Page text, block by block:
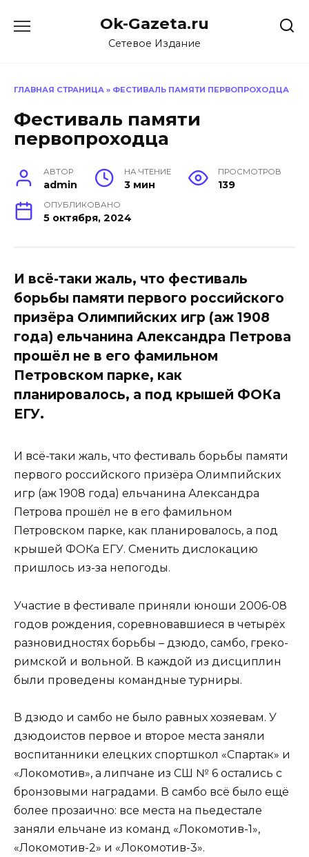
Ok-Gazeta.ru
Сетевое Издание
ГЛАВНАЯ СТРАНИЦА » ФЕСТИВАЛЬ ПАМЯТИ ПЕРВОПРОХОДЦА
Фестиваль памяти
первопроходца
АВТОР
admin
НА ЧТЕНИЕ
3 мин
ПРОСМОТРОВ
139
ОПУБЛИКОВАНО
5 октября, 2024
И всё-таки жаль, что фестиваль
борьбы памяти первого российского
призёра Олимпийских игр (аж 1908
года) ельчанина Александра Петрова
прошёл не в его фамильном
Петровском парке, как
планировалось, а под крышей ФОКа
ЕГУ.
И всё-таки жаль, что фестиваль борьбы памяти
первого российского призёра Олимпийских
игр (аж 1908 года) ельчанина Александра
Петрова прошёл не в его фамильном
Петровском парке, как планировалось, а под
крышей ФОКа ЕГУ. Сменить дислокацию
пришлось из-за непогоды.
Участие в фестивале приняли юноши 2006-08
годов рождения, соревновавшиеся в четырёх
разновидностях борьбы – дзюдо, самбо, греко-
римской и вольной. В каждой из дисциплин
были проведены командные турниры.
В дзюдо и самбо не было равных хозяевам. У
дзюдоистов первое и второе места заняли
воспитанники елецких спортшкол «Спартак» и
«Локомотив», а липчане из СШ № 6 остались с
бронзовыми наградами. В самбо всё было ещё
более прозаично: все места на пьедестале
заняли ельчане из команд «Локомотив-1»,
«Локомотив-2» и «Локомотив-3».